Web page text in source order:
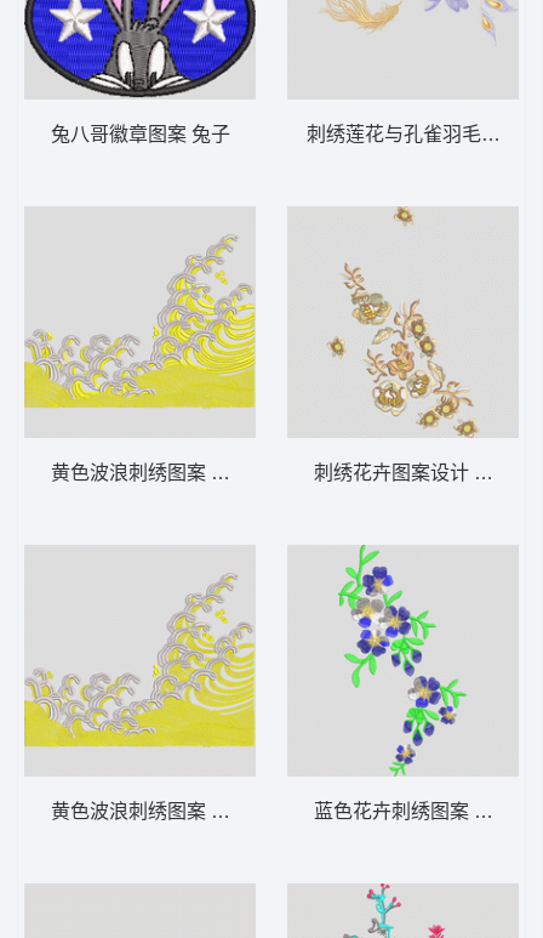
兔八哥徽章图案 兔子
黄色波浪刺绣图案 波浪
黄色波浪刺绣图案 波浪
刺绣莲花与孔雀羽毛图案
刺绣花卉图案设计 靓花 汉
蓝色花卉刺绣图案 靓花 汉